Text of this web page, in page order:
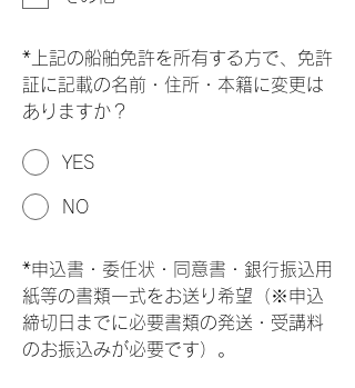
* 上記の船舶免許を所有する方で、免許
証に記載の名前・住所・本籍に変更は
ありますか？
YES
NO
*申込書・委任状・同意書・銀行振込用
紙等の書類一式をお送り希望（※申込
締切日までに必要書類の発送・受講料
のお振込みが必要です）。